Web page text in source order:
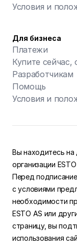
Условия и
Для бизнеса
Платежи
Купите сейчас,
Разработчикам
Помощь
Условия и
Вы находитесь
организации
Перед
с условиями
необходимости
ESTO AS или
страницу, вы
использования